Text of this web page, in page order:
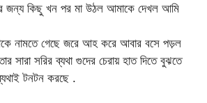
জন্য কিছু খন পর মা উঠল আমাকে দেখল আমি
নামতে গেছে জরে আহ করে আবার বসে পড়ল
সারা সরির ব্যথা গুদের চেরায় হাত দিতে বুঝতে
টনটন করছে .